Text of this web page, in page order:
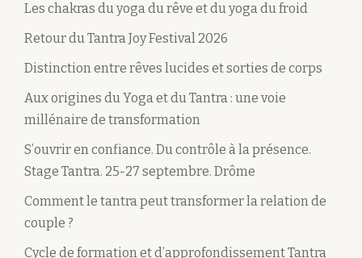
Les chakras du yoga du rêve et du yoga du froid
Retour du Tantra Joy Festival 2026
Distinction entre rêves lucides et sorties de corps
Aux origines du Yoga et du Tantra : une voie
millénaire de transformation
S’ouvrir en confiance. Du contrôle à la présence.
Stage Tantra. 25-27 septembre. Drôme
Comment le tantra peut transformer la relation de
couple ?
Cycle de formation et d’approfondissement Tantra